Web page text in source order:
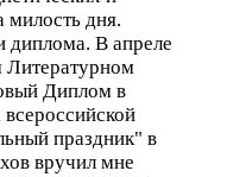
дня.
диплома. В апреле
Литературном
Диплом в
праздник" в
вручил мне